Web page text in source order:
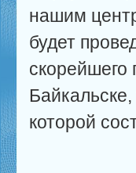
нашим
будет
скорейшего
которой